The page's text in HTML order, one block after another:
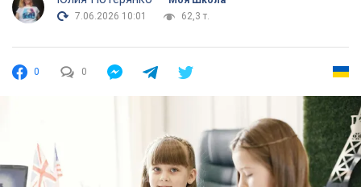
7.06.2026 10:01
62,3 т.
0 0